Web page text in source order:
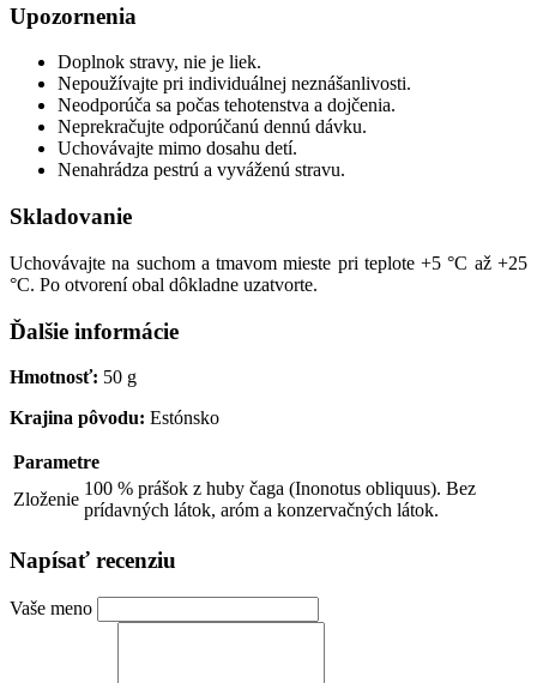
Upozornenia
Doplnok stravy, nie je liek.
Nepoužívajte pri individuálnej neznášanlivosti.
Neodporúča sa počas tehotenstva a dojčenia.
Neprekračujte odporúčanú dennú dávku.
Uchovávajte mimo dosahu detí.
Nenahrádza pestrú a vyváženú stravu.
Skladovanie
Uchovávajte na suchom a tmavom mieste pri teplote +5 °C až +25
°C. Po otvorení obal dôkladne uzatvorte.
Ďalšie informácie
Hmotnosť: 50 g
Krajina pôvodu: Estónsko
Parametre
Zloženie
100 % prášok z huby čaga (Inonotus obliquus). Bez
prídavných látok, aróm a konzervačných látok.
Napísať recenziu
Vaše meno